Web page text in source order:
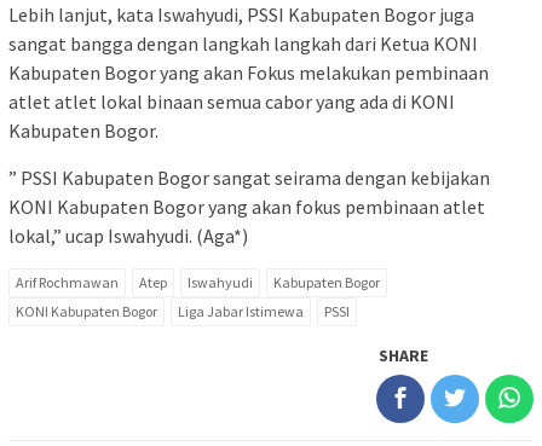
Lebih lanjut, kata Iswahyudi, PSSI Kabupaten Bogor juga
sangat bangga dengan langkah langkah dari Ketua KONI
Kabupaten Bogor yang akan Fokus melakukan pembinaan
atlet atlet lokal binaan semua cabor yang ada di KONI
Kabupaten Bogor.
” PSSI Kabupaten Bogor sangat seirama dengan kebijakan
KONI Kabupaten Bogor yang akan fokus pembinaan atlet
lokal,” ucap Iswahyudi. (Aga*)
Arif Rochmawan Atep Iswahyudi
Kabupaten Bogor
KONI Kabupaten Bogor
Liga Jabar Istimewa PSSI
SHARE